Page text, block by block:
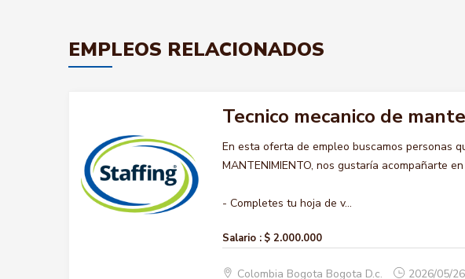
EMPLEOS RELACIONADOS
Tecnico mecanico de
En esta oferta de empleo buscamos personas
MANTENIMIENTO, nos gustaría acompañarte
- Completes tu hoja de v...
Salario : $ 2.000.000
Colombia Bogota Bogota D.c. 2026/05/26